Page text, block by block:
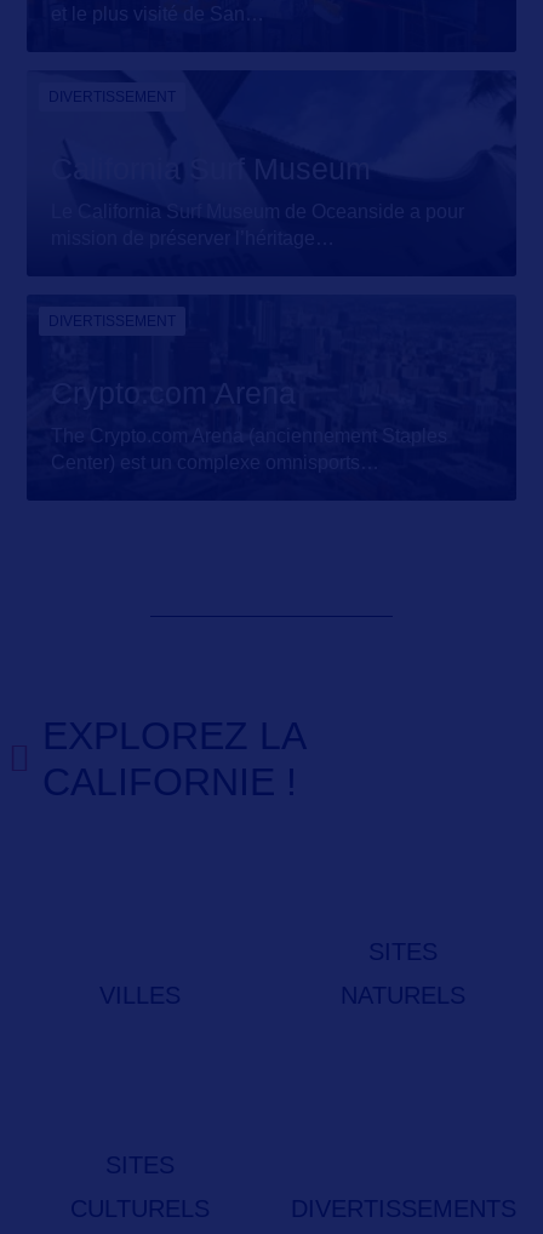
et le plus visité de San
DIVERTISSEMENT
DIVERTISSEMENT
Crypto.com Arena
The Crypto.com Arena (anciennement Staples
Center) est un complexe omnisports
EXPLOREZ LA
CALIFORNIE !
VILLES
SITES
NATURELS
SITES
CULTURELS
DIVERTISSEMENTS